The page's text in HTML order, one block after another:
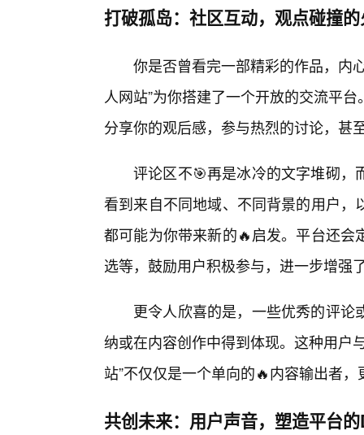
打破孤岛：社区互动，观点碰撞
你是否曾看完一部精彩的作品，内
人网站”为你搭建了一个开放的交流平
分享你的观后感，参与热烈的讨论，甚
评论区不🎯再是冰冷的文字堆砌，
看到来自不同地域、不同背景的用户
都可能为你带来新的🔥启发。平台还
选等，鼓励用户积极参与，进一步增强
更令人欣喜的是，一些优秀的评
纳或在内容创作中得到体现。这种用户
站”不仅仅是一个单向的🔥内容输出者
共创未来：用户声音，塑造平台